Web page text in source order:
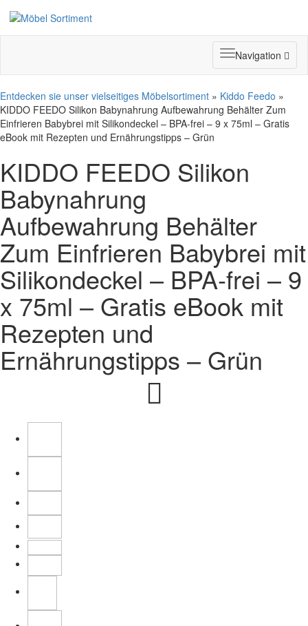
Toggle
navigation
Navigation
Entdecken sie unser vielseitiges Möbelsortiment » Kiddo Feedo »
KIDDO FEEDO Silikon Babynahrung Aufbewahrung Behälter Zum
Einfrieren Babybrei mit Silikondeckel – BPA-frei – 9 x 75ml – Gratis
eBook mit Rezepten und Ernährungstipps – Grün
KIDDO FEEDO Silikon
Babynahrung
Aufbewahrung Behälter
Zum Einfrieren Babybrei mit
Silikondeckel – BPA-frei – 9
x 75ml – Gratis eBook mit
Rezepten und
Ernährungstipps – Grün